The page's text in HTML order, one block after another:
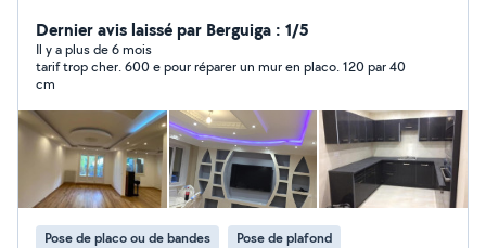
Dernier avis laissé par Berguiga : 1/5
Il y a plus de 6 mois
tarif trop cher. 600 e pour réparer un mur en placo. 120 par 40
cm
Pose de placo ou de bandes Pose de plafond